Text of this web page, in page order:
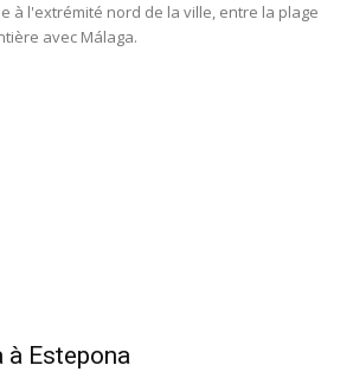
à l'extrémité nord de la ville, entre la plage
avec Málaga.
à Estepona